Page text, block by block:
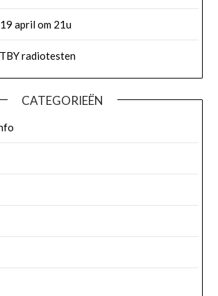
april om 21u
radiotesten
CATEGORIEËN